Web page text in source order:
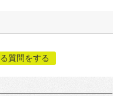
質問をする